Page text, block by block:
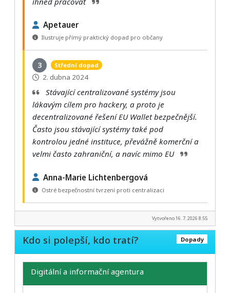
Apetauer
Ilustruje přímý praktický dopad pro občany
3 Střední dopad
2. dubna 2024
Stávající centralizované systémy jsou
lákavým cílem pro hackery, a proto je
decentralizované řešení EU Wallet bezpečnější.
Často jsou stávající systémy také pod
kontrolou jedné instituce, převážně komerční a
velmi často zahraniční, a navíc mimo EU
Anna-Marie Lichtenbergová
Ostré bezpečnostní tvrzení proti centralizaci
Vytvořeno 16. 7. 2026 8:55
Dopady
Kdo si polepší, kdo tratí?
Digitální a informační agentura